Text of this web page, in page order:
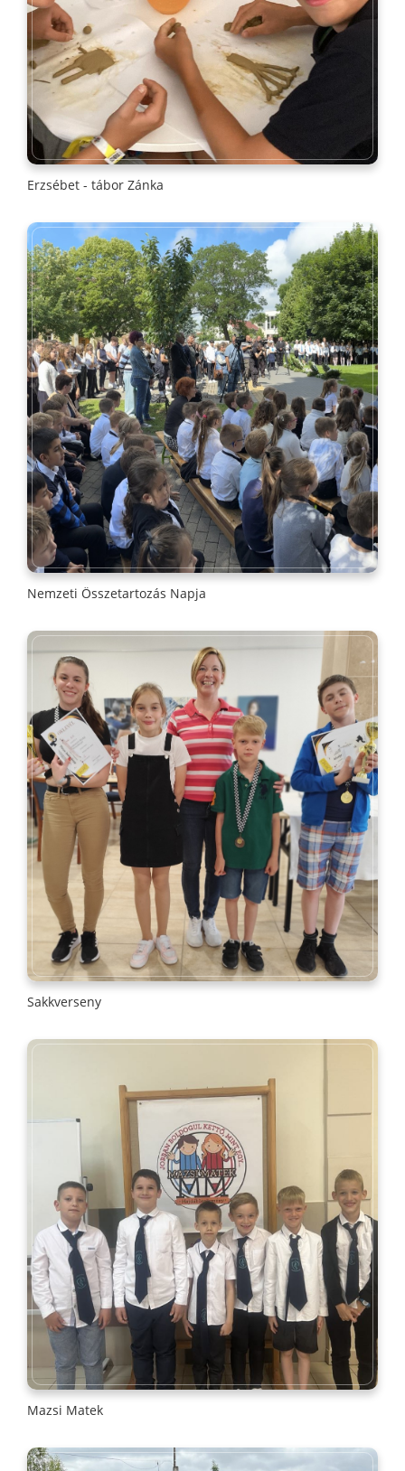
Erzsébet - tábor Zánka
Nemzeti Összetartozás Napja
Sakkverseny
Mazsi Matek